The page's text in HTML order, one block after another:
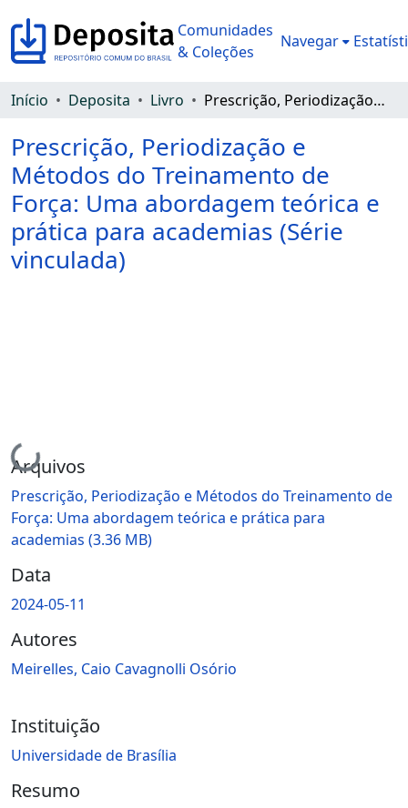
Comunidades
& Coleções
Navegar
Início Deposita Livro Prescrição, Periodização e Métodos do Treinamento de Força: Uma abordagem teórica e prática para academias (Série vinculada)
Prescrição, Periodização e
Métodos do Treinamento de
Força: Uma abordagem teórica e
prática para academias (Série
vinculada)
Carregando...
Arquivos
Prescrição, Periodização e Métodos do Treinamento de
Força: Uma abordagem teórica e prática para
academias (3.36 MB)
Data
2024-05-11
Autores
Meirelles, Caio Cavagnolli Osório
Instituição
Universidade de Brasília
Resumo